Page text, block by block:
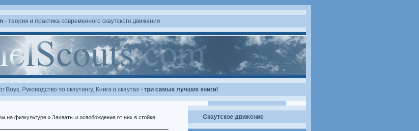
- теория и практика современного скаутского движения
Boys, Руководство по скаутингу, Книга о скаутах - три самых лучших книги!
на физкультуре » Захваты и освобождение от них в стойке Скаутское движение